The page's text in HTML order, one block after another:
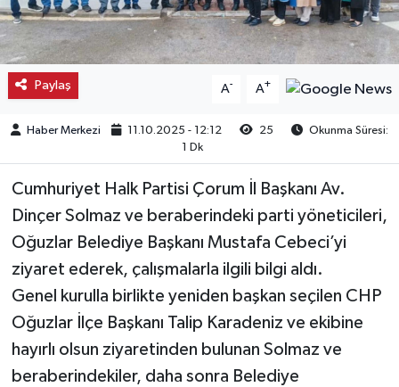
Paylaş A- A+
Haber Merkezi 11.10.2025 - 12:12 25
Okunma Süresi:
1 Dk
Cumhuriyet Halk Partisi Çorum İl Başkanı Av.
Dinçer Solmaz ve beraberindeki parti yöneticileri,
Oğuzlar Belediye Başkanı Mustafa Cebeci’yi
ziyaret ederek, çalışmalarla ilgili bilgi aldı.
Genel kurulla birlikte yeniden başkan seçilen CHP
Oğuzlar İlçe Başkanı Talip Karadeniz ve ekibine
hayırlı olsun ziyaretinden bulunan Solmaz ve
beraberindekiler, daha sonra Belediye
Kargı
Laçin
Mecitözü
Oğuzlar
Ortaköy
Osmancık
Sungurlu
Uğurludağ